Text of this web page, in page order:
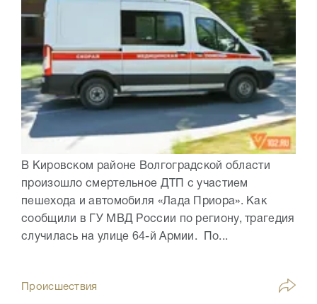
В Кировском районе Волгоградской области
произошло смертельное ДТП с участием
пешехода и автомобиля «Лада Приора». Как
сообщили в ГУ МВД России по региону, трагедия
случилась на улице 64-й Армии. По...
Происшествия